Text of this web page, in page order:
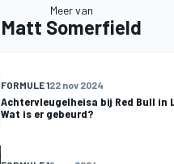
Meer van
Matt Somerfield
FORMULE 122 nov 2024
Achtervleugelheisa bij Red Bull in
Wat is er gebeurd?